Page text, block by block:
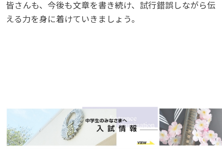
皆さんも、今後も文章を書き続け、試行錯誤しながら伝
える力を身に着けていきましょう。